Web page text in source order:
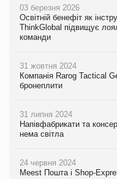
03 березня 2026
Освітній бенефіт як
ThinkGlobal підвищує
команди
31 жовтня 2024
Компанія Rarog Tactical
бронеплити
31 липня 2024
Напівфабрикати та
нема світла
24 червня 2024
Meest Пошта і Shop-